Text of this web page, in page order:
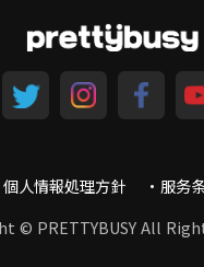
個人情報処理方針
服务
© PRETTYBUSY All